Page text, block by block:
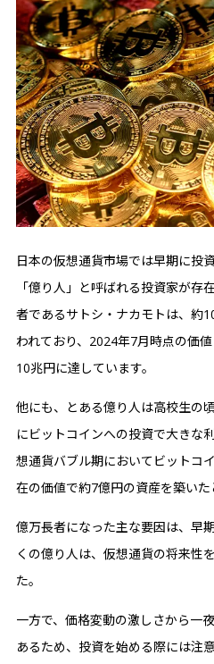
日本の仮想通貨市場では早期に投
「億り人」と呼ばれる投資家が存
者であるサトシ・ナカモトは、約
われており、2024年7月時点の価
10兆円に達しています。
他にも、とある億り人は高校生の
にビットコインへの投資で大きな
想通貨バブル期においてビットコ
在の価値で約7億円の資産を築いた
億万長者になった主な要因は、早
くの億り人は、仮想通貨の将来性
た。
一方で、価格変動の激しさから一
あるため、投資を始める際には注